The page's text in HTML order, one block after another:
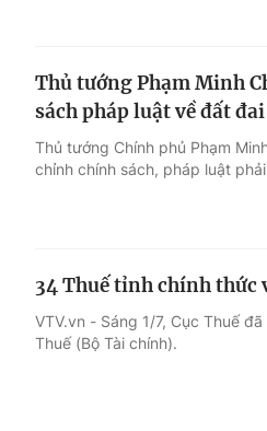
Thủ tướng Phạm Minh
sách pháp luật về đất đai
Thủ tướng Chính phủ Phạm
chỉnh chính sách, pháp luật
34 Thuế tỉnh chính thức
VTV.vn - Sáng 1/7, Cục Thuế
Thuế (Bộ Tài chính).